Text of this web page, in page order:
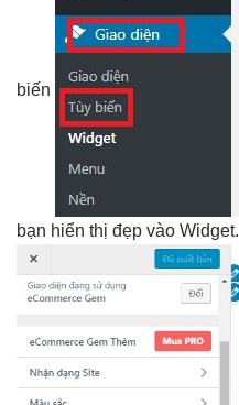
biến
bạn hiển thị đẹp vào Widget.